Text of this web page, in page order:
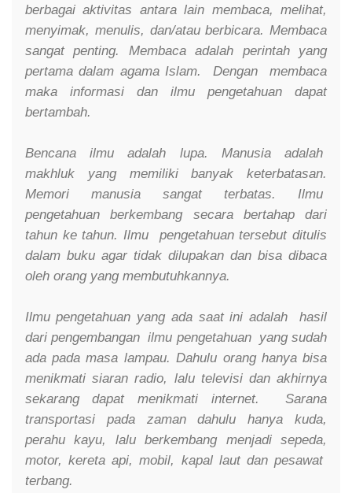
berbagai aktivitas antara lain membaca, melihat,
menyimak, menulis, dan/atau berbicara. Membaca
sangat penting. Membaca adalah perintah yang
pertama dalam agama Islam. Dengan membaca
maka informasi dan ilmu pengetahuan dapat
bertambah.
Bencana ilmu adalah lupa. Manusia adalah
makhluk yang memiliki banyak keterbatasan.
Memori manusia sangat terbatas. Ilmu
pengetahuan berkembang secara bertahap dari
tahun ke tahun. Ilmu pengetahuan tersebut ditulis
dalam buku agar tidak dilupakan dan bisa dibaca
oleh orang yang membutuhkannya.
Ilmu pengetahuan yang ada saat ini adalah hasil
dari pengembangan ilmu pengetahuan yang sudah
ada pada masa lampau. Dahulu orang hanya bisa
menikmati siaran radio, lalu televisi dan akhirnya
sekarang dapat menikmati internet. Sarana
transportasi pada zaman dahulu hanya kuda,
perahu kayu, lalu berkembang menjadi sepeda,
motor, kereta api, mobil, kapal laut dan pesawat
terbang.